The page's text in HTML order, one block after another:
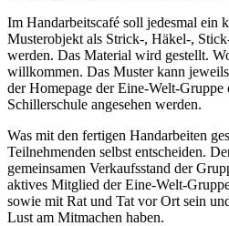
Im Handarbeitscafé soll jedesmal ein
Musterobjekt als Strick-, Häkel-,
werden. Das Material wird gestellt.
willkommen. Das Muster kann
der Homepage der Eine-Welt-Gruppe
Schillerschule angesehen werden.
Was mit den fertigen Handarbeiten
Teilnehmenden selbst entscheiden.
gemeinsamen Verkaufsstand der
aktives Mitglied der Eine-Welt-
sowie mit Rat und Tat vor Ort sein
Lust am Mitmachen haben.